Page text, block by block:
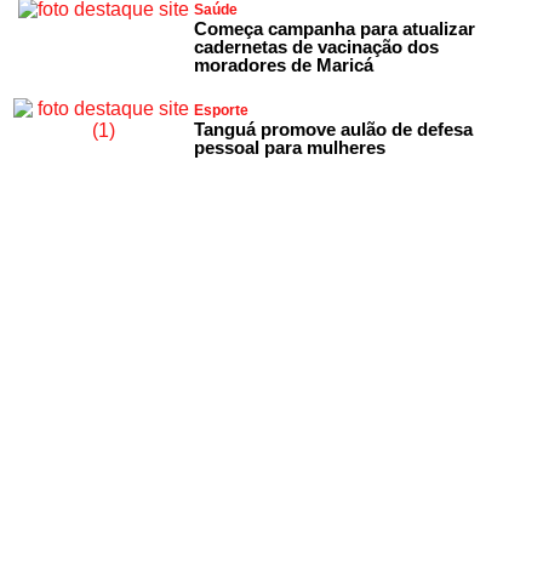
Saúde
Começa campanha para atualizar
cadernetas de vacinação dos
moradores de Maricá
Esporte
Tanguá promove aulão de defesa
pessoal para mulheres